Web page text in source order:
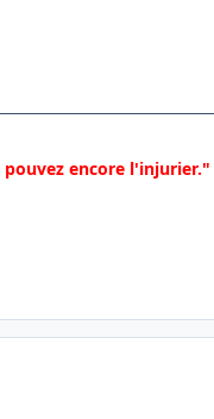
encore l'injurier."